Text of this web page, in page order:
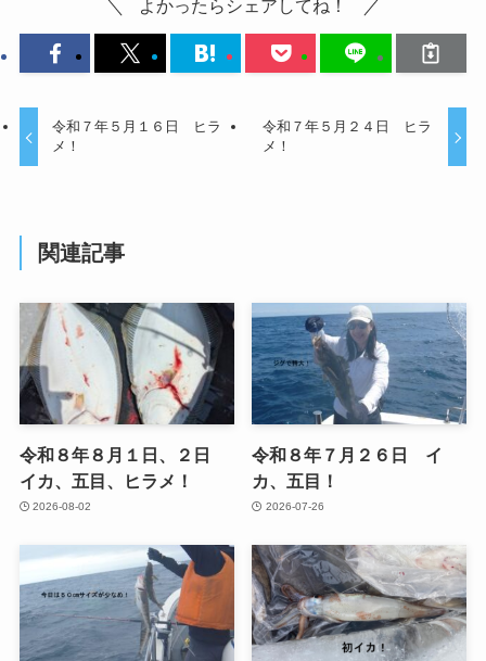
よかったらシェアしてね！
令和７年５月１６日 ヒラ
メ！
令和７年５月２４日 ヒラ
メ！
関連記事
令和８年８月１日、２日
イカ、五目、ヒラメ！
2026-08-02
令和８年７月２６日 イ
カ、五目！
2026-07-26